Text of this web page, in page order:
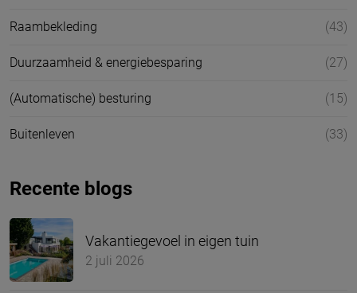
Raambekleding (43)
Duurzaamheid & energiebesparing (27)
(Automatische) besturing (15)
Buitenleven (33)
Recente blogs
Vakantiegevoel in eigen tuin
2 juli 2026